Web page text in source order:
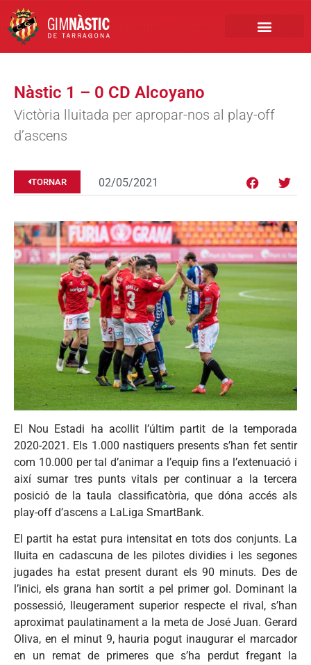
Nàstic 1 – 0 CD Alcoyano
Victòria lluitada per apropar-nos al play-off
d’ascens
TORNAR 02/05/2021
El Nou Estadi ha acollit l’últim partit de la temporada
2020-2021. Els 1.000 nastiquers presents s’han fet sentir
com 10.000 per tal d’animar a l’equip fins a l’extenuació i
així sumar tres punts vitals per continuar a la tercera
posició de la taula classificatòria, que dóna accés als
play-off d’ascens a LaLiga SmartBank.
El partit ha estat pura intensitat en tots dos conjunts. La
lluita en cadascuna de les pilotes dividies i les segones
jugades ha estat present durant els 90 minuts. Des de
l’inici, els grana han sortit a pel primer gol. Dominant la
possessió, lleugerament superior respecte el rival, s’han
aproximat paulatinament a la meta de José Juan. Gerard
Oliva, en el minut 9, hauria pogut inaugurar el marcador
en un remat de primeres que s’ha perdut fregant la